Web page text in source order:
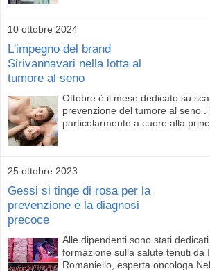
10 ottobre 2024
L'impegno del brand
Sirivannavari nella lotta al
tumore al seno
Ottobre è il mese dedicato su
prevenzione del tumore al seno .
particolarmente a cuore alla
25 ottobre 2023
Gessi si tinge di rosa per la
prevenzione e la diagnosi
precoce
Alle dipendenti sono stati
formazione sulla salute tenuti da
Romaniello, esperta oncologa